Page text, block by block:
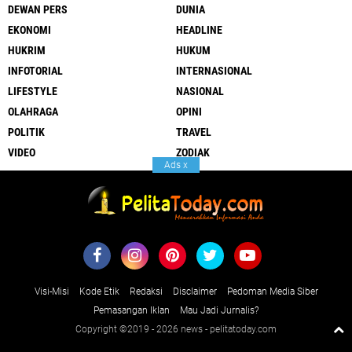
DEWAN PERS
DUNIA
EKONOMI
HEADLINE
HUKRIM
HUKUM
INFOTORIAL
INTERNASIONAL
LIFESTYLE
NASIONAL
OLAHRAGA
OPINI
POLITIK
TRAVEL
VIDEO
ZODIAK
Visi-Misi Kode Etik Redaksi Disclaimer
Pedoman Media Siber
Pemasangan Iklan
Mau Jadi Jurnalis?
Copyright ©2019 - 2026 news - pelitatoday.com
Ads x